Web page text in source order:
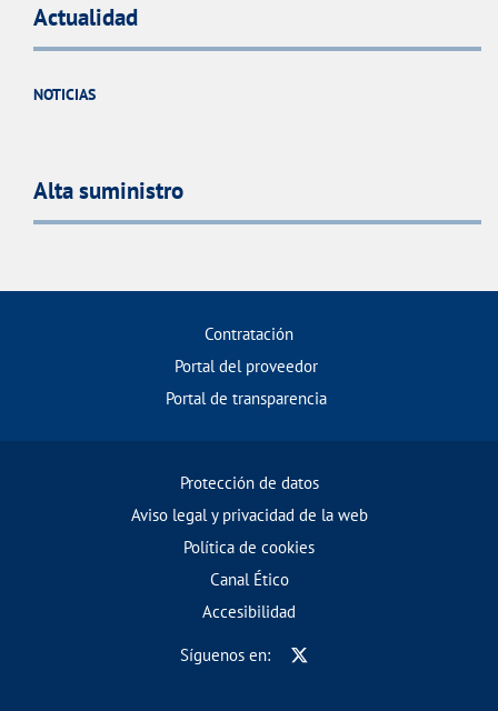
Actualidad
NOTICIAS
Alta suministro
Contratación
Portal del proveedor
Portal de transparencia
Protección de datos
Aviso legal y privacidad de la web
Política de cookies
Canal Ético
Accesibilidad
Síguenos en: